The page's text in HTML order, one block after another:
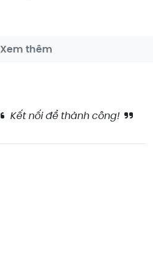
Xem thêm
Kết nối để thành công!